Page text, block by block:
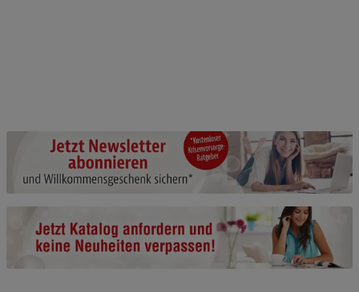
Beschreibung Notwendige Cookies
Cookie-Informationenanzeigen
Funktionale Cookies (1) Funktionale
Beschreibung Funktionale Cookies
anzeigen